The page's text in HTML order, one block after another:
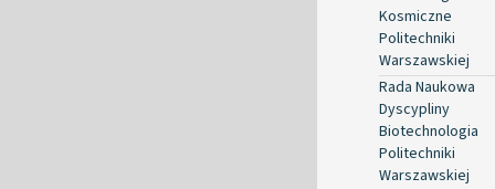
Kosmiczne
Politechniki
Warszawskiej
Rada Naukowa
Dyscypliny
Biotechnologia
Politechniki
Warszawskiej